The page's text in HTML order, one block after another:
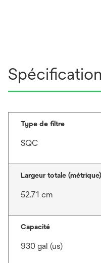
Type de filtre
SQC
Largeur totale (métrique)
52.71 cm
Capacité
930 gal (us)